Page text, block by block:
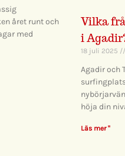
året runt och
med
Vilka
i
18 juli 2025
Agadir och
höja din
Läs mer "